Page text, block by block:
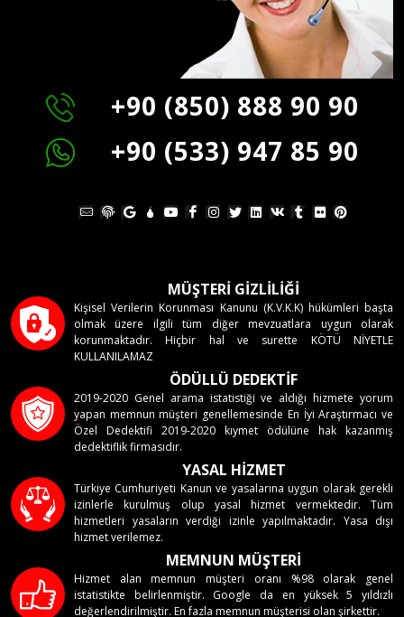
+90 (850) 888 90 90
+90 (533) 947 85 90
MÜŞTERİ GİZLİLİĞİ
Kişisel Verilerin Korunması Kanunu (K.V.K.K) hükümleri başta
olmak üzere ilgili tüm diğer mevzuatlara uygun olarak
korunmaktadır. Hiçbir hal ve surette KÖTÜ NİYETLE
KULLANILAMAZ
ÖDÜLLÜ DEDEKTİF
2019-2020 Genel arama istatistiği ve aldığı hizmete yorum
yapan memnun müşteri genellemesinde En İyi Araştırmacı ve
Özel Dedektifi 2019-2020 kıymet ödülüne hak kazanmış
dedektiflik firmasıdır.
YASAL HİZMET
Türkiye Cumhuriyeti Kanun ve yasalarına uygun olarak gerekli
izinlerle kurulmuş olup yasal hizmet vermektedir. Tüm
hizmetleri yasaların verdiği izinle yapılmaktadır. Yasa dışı
hizmet verilemez.
MEMNUN MÜŞTERİ
Hizmet alan memnun müşteri oranı %98 olarak genel
istatistikte belirlenmiştir. Google da en yüksek 5 yıldızlı
değerlendirilmiştir. En fazla memnun müşterisi olan şirkettir.